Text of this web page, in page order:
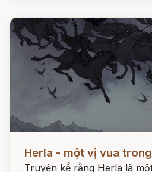
Herla - một vị vua
Truyện kể rằng Herla là